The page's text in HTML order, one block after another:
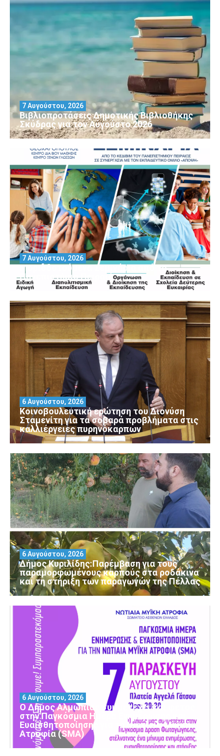
Βιβλιοπροτάσεις Δημοτικής Βιβλιοθήκης
Σκύδρας για τον Αύγούστο 2026
7 Αυγούστου, 2026
Μοριοδοτούμενα Σεμινάρια από το
Πανεπιστήμιο Πειραιά
7 Αυγούστου, 2026
Κοινοβουλευτική ερώτηση του Διονύση
Σταμενίτη για τα σοβαρά προβλήματα στις
καλλιέργειες πυρηνόκαρπων
6 Αυγούστου, 2026
Δήμος Κυριλίδης:Παρέμβαση για τους
παραμορφωμένους καρπούς στα ροδάκινα
και τη στήριξη των παραγωγών της Πέλλας
6 Αυγούστου, 2026
Ο Δήμος Αλμωπίας συμμετέχει και φέτος
στην Παγκόσμια Ημέρα Ενημέρωσης και
Ευαισθητοποίησης για τη Νωτιαία Μυϊκή
Ατροφία (SMA)
6 Αυγούστου, 2026